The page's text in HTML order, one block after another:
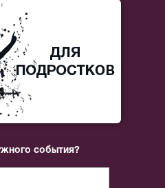
события?